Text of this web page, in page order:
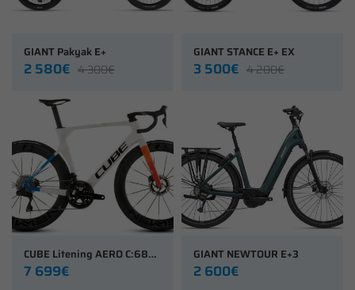
GIANT Pakyak E+
2 580€ 4 300€
GIANT STANCE E+ EX
3 500€ 4 200€
CUBE Litening AERO C:68X SLT
7 699€
GIANT NEWTOUR E+3
2 600€